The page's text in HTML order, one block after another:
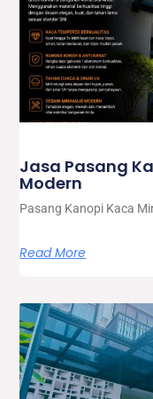
Jasa Pasang
Modern
Pasang Kanopi Kaca
Read More